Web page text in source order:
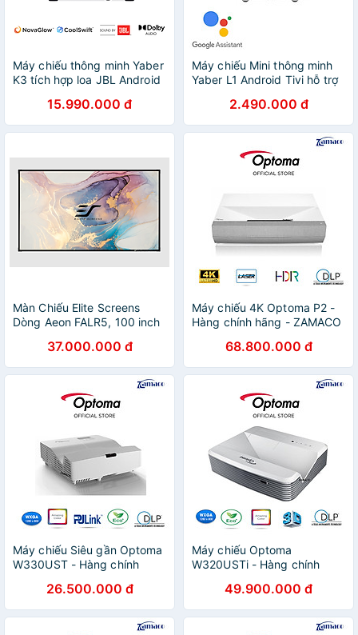
Máy chiếu thông minh Yaber
K3 tích hợp loa JBL Android
HD 4K- Hàng Chính Hãng -
Thương hiệu Máy chiếu gia
đình và văn phòng hàng đầu
15.990.000 đ
Máy chiếu Mini thông minh
Yaber L1 Android Tivi hỗ trợ
Chính Hãng - Thương hiệu
Máy chiếu mini Máy chiếu
gia đình văn phòng tốt nhất
2.490.000 đ
Màn Chiếu Elite Screens
Dòng Aeon FALR5, 100 inch
hiển thị 125 x 222 cm) Gain
1.1 (AR100H2-FALR5) – Hàng
Chính Hãng
37.000.000 đ
Máy chiếu 4K Optoma P2 -
Hàng chính hãng - ZAMACO
68.800.000 đ
Máy chiếu Siêu gần Optoma
W330UST - Hàng chính
26.500.000 đ
Máy chiếu Optoma
W320USTi - Hàng chính
49.900.000 đ